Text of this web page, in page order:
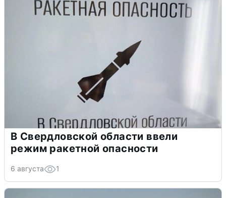
В Свердловской области ввели
режим ракетной опасности
6 августа 1